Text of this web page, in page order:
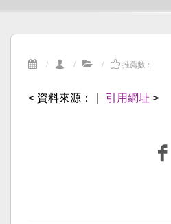
推薦數：
< 資料來源： 引用網址 >